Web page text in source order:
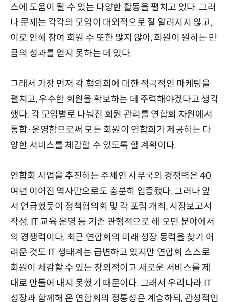
스에 도움이 될 수 있는 다양한 활동을 펼치고 있다. 그러
나 문제는 각각의 모임이 대외적으로 잘 알려지지 않고,
이로 인해 참여 회원 수 또한 많지 않아, 회원이 원하는 만
큼의 성과를 얻지 못하는 데 있다.
그래서 가장 먼저 각 협의회에 대한 적극적인 마케팅을
펼치고, 우수한 회원을 확보하는 데 주력해야겠다고 생각
했다. 각 모임별로 나눠진 회원 관리를 연합회 차원에서
통합·운영함으로써 모든 회원이 연합회가 제공하는 다
양한 서비스를 체감할 수 있도록 할 계획이다.
연합회 사업을 추진하는 주체인 사무국의 경쟁력은 40
여년 이어진 역사만으로도 충분히 입증됐다. 그러나 앞
서 언급했듯이 정책협의회 및 각 포럼 개최, 시장보고서
작성, IT 교육 운영 등 기존 관행적으로 해 오던 분야에서
의 경쟁력이다. 최근 연합회의 미래 성장 동력을 찾기 어
려운 것도 IT 생태계는 급변하고 있지만 연합회 스스로
회원이 체감할 수 있는 창의적이고 새로운 서비스를 제
대로 만들어 내지 못했기 때문이다. 그래서 우리나라 IT
성장과 함께해 온 연합회의 정통성은 계승하되, 관성적인